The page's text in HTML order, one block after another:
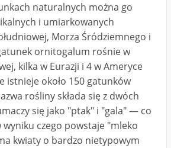
naturalnych można go
i umiarkowanych
Morza Śródziemnego i
ornitogalum rośnie w
kilka w Eurazji i 4 w Ameryce
istnieje około 150 gatunków
rośliny składa się z dwóch
się jako "ptak" i "gala" — co
wyniku czego powstaje "mleko
kwiaty o bardzo nietypowym